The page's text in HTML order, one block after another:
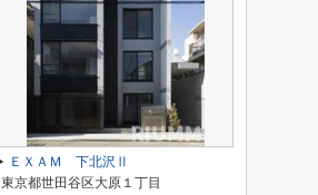
ＥＸＡＭ 下北沢Ⅱ
東京都世田谷区大原１丁目